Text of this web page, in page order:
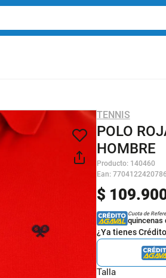
TENNIS
POLO
HOMBRE
Producto: 140460
Ean:
$ 109.
Cuota de
quincenas
¿Ya tienes
Talla